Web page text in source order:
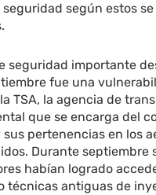
seguridad según estos
seguridad importante
fue una
TSA, la agencia de
que se encarga del
sus pertenencias en los
Durante septiembre
habían logrado
técnicas antiguas de